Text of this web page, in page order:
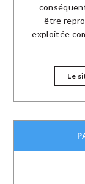
être
exploitée
Le